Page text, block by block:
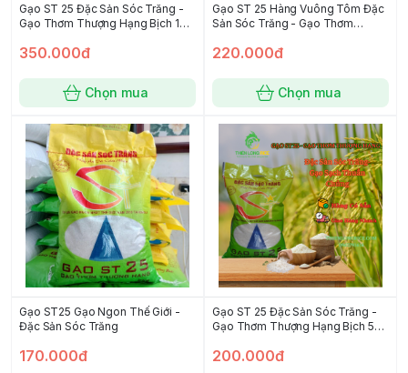
Gạo ST 25 Đặc Sản Sóc Trăng -
Gạo Thơm Thượng Hạng Bịch 10
350.000đ
Chọn mua
Gạo ST 25 Hàng Vuông Tôm Đặc
Sản Sóc Trăng - Gạo Thơm
220.000đ
Chọn mua
Gạo ST25 Gạo Ngon Thế Giới -
Đặc Sản Sóc Trăng
170.000đ
Gạo ST 25 Đặc Sản Sóc Trăng -
Gạo Thơm Thượng Hạng Bịch 5
200.000đ